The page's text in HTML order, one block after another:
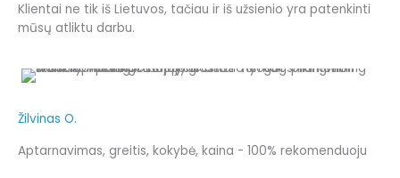
Klientai ne tik iš Lietuvos, tačiau ir iš užsienio yra patenkinti
mūsų atliktu darbu.
Žilvinas O.
Aptarnavimas, greitis, kokybė, kaina - 100% rekomenduoju